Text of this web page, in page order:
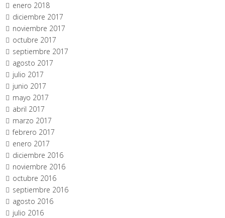
enero 2018
diciembre 2017
noviembre 2017
octubre 2017
septiembre 2017
agosto 2017
julio 2017
junio 2017
mayo 2017
abril 2017
marzo 2017
febrero 2017
enero 2017
diciembre 2016
noviembre 2016
octubre 2016
septiembre 2016
agosto 2016
julio 2016